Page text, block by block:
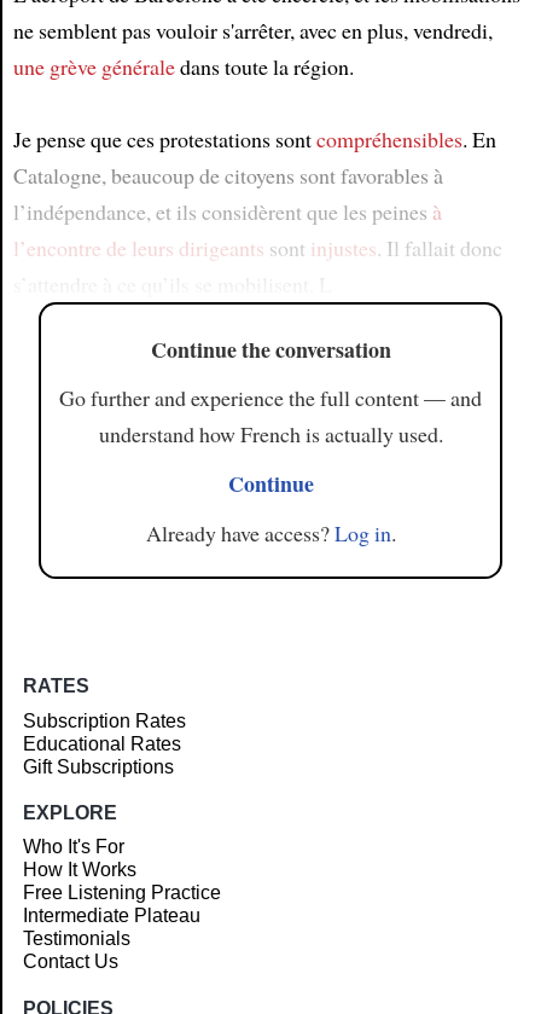
ne semblent pas vouloir s'arrêter, avec en plus, vendredi,
une grève généraledans toute la région.
Je pense que ces protestations sontcompréhensibles. En
Catalogne, beaucoup de citoyens sont favorables à
l’indépendance, et ils considèrent que les peines à
l’encontre de leurs dirigeants sont injustes. Il fallait donc
Continue the conversation
Go further and experience the full content — and
understand how French is actually used.
Continue
Already have access?Log in.
RATES
Subscription Rates
Educational Rates
Gift Subscriptions
EXPLORE
Who It's For
How It Works
Free Listening Practice
Intermediate Plateau
Testimonials
Contact Us
POLICIES